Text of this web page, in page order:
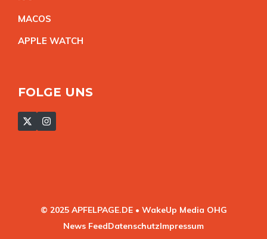
MACOS
APPLE WATCH
FOLGE UNS
© 2025 APFELPAGE.DE • WakeUp Media OHG
News FeedDatenschutzImpressum